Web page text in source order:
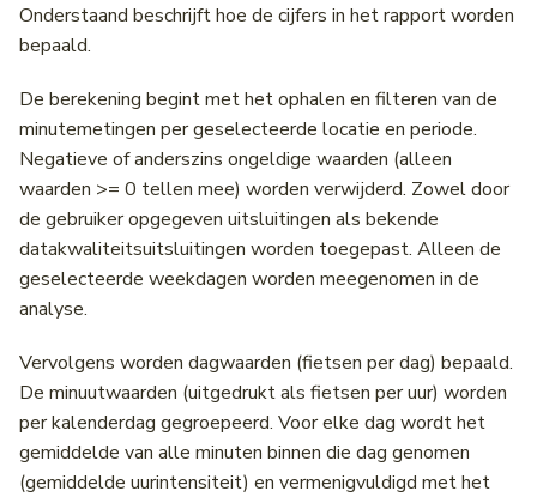
Onderstaand beschrijft hoe de cijfers in het rapport worden
bepaald.
De berekening begint met het ophalen en filteren van de
minutemetingen per geselecteerde locatie en periode.
Negatieve of anderszins ongeldige waarden (alleen
waarden >= 0 tellen mee) worden verwijderd. Zowel door
de gebruiker opgegeven uitsluitingen als bekende
datakwaliteitsuitsluitingen worden toegepast. Alleen de
geselecteerde weekdagen worden meegenomen in de
analyse.
Vervolgens worden dagwaarden (fietsen per dag) bepaald.
De minuutwaarden (uitgedrukt als fietsen per uur) worden
per kalenderdag gegroepeerd. Voor elke dag wordt het
gemiddelde van alle minuten binnen die dag genomen
(gemiddelde uurintensiteit) en vermenigvuldigd met het